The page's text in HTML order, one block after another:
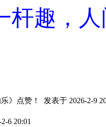
杆趣，
》点赞！ 发表于 2026-2-9
6 20:01